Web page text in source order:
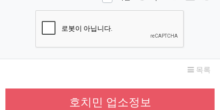
목록
호치민 업소정보